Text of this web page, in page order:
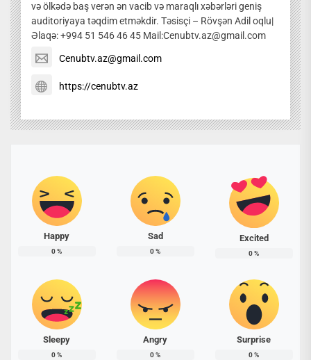
və ölkədə baş verən ən vacib və maraqlı xəbərləri geniş
auditoriyaya təqdim etməkdir. Təsisçi – Rövşən Adil oqlu|
Əlaqə: +994 51 546 46 45 Mail:Cenubtv.az@gmail.com
Cenubtv.az@gmail.com
https://cenubtv.az
Happy
0%
Sad
0%
Excited
0%
Sleepy
0%
Angry
0%
Surprise
0%